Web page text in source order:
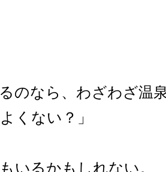
るのなら、わざわざ温
くない？」
いるかもしれない。